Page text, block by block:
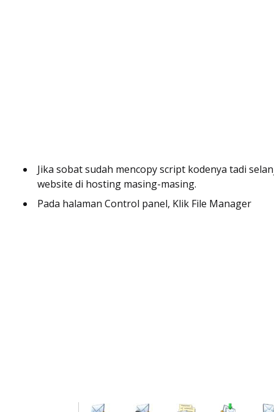
Jika sobat sudah mencopy script kodenya tadi
website di hosting masing-masing.
Pada halaman Control panel, Klik File Manager